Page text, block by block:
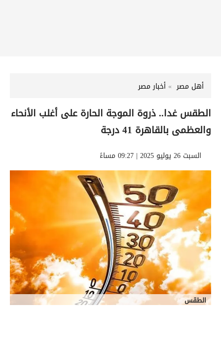
أهل مصر أخبار مصر
الطقس غدا.. ذروة الموجة الحارة على أغلب الأنحاء
والعظمى بالقاهرة 41 درجة
السبت 26 يوليو 2025 | 09:27 مساءً
الطقس